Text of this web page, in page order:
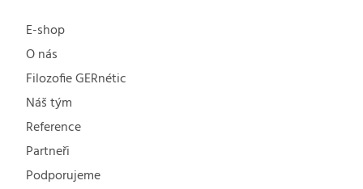
E-shop
O nás
Filozofie GERnétic
Náš tým
Reference
Partneři
Podporujeme